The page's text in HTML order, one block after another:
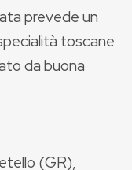
prevede un
toscane
da buona
(GR),